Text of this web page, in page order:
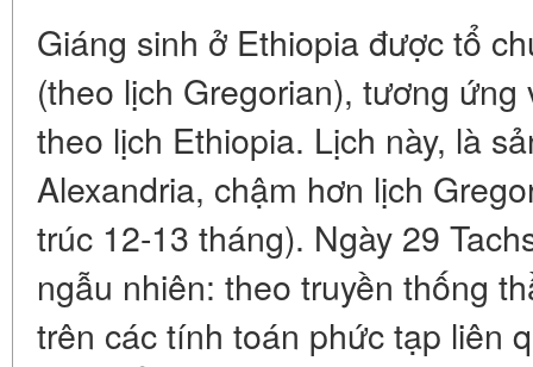
Giáng sinh ở Ethiopia được tổ
(theo lịch Gregorian), tương
theo lịch Ethiopia. Lịch này, là
Alexandria, chậm hơn lịch
trúc 12-13 tháng). Ngày 29
ngẫu nhiên: theo truyền thống
trên các tính toán phức tạp liên